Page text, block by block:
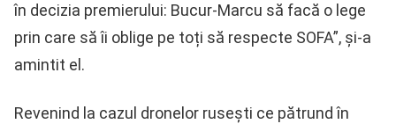
în decizia premierului: Bucur-Marcu să facă o lege
prin care să îi oblige pe toți să respecte SOFA”, și-a
amintit el.
Revenind la cazul dronelor rusești ce pătrund în